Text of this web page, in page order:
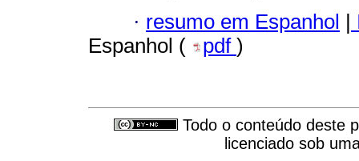
· resumo em Espanhol |
Espanhol (
pdf )
Todo o conteúdo deste
licenciado sob